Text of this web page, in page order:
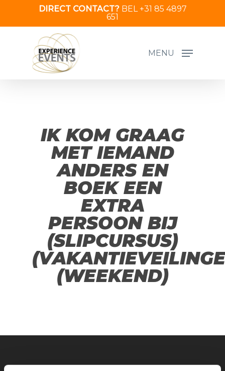
content
DIRECT CONTACT?BEL +31 85 4897
651
MENU
IK KOM GRAAG
MET IEMAND
ANDERS EN
BOEK EEN
EXTRA
PERSOON BIJ
(SLIPCURSUS)
(WEEKEND)